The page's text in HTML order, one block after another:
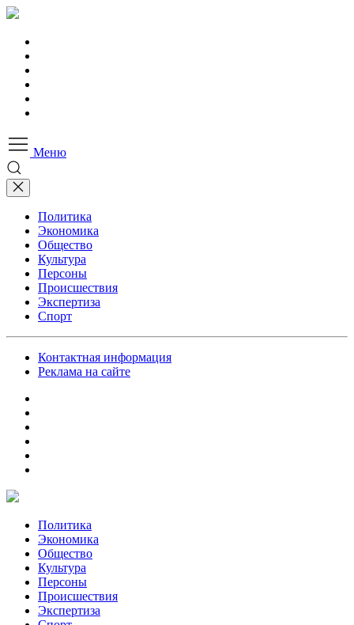
Меню
Политика
Экономика
Общество
Культура
Персоны
Происшествия
Экспертиза
Спорт
Контактная информация
Реклама на сайте
Политика
Экономика
Общество
Культура
Персоны
Происшествия
Экспертиза